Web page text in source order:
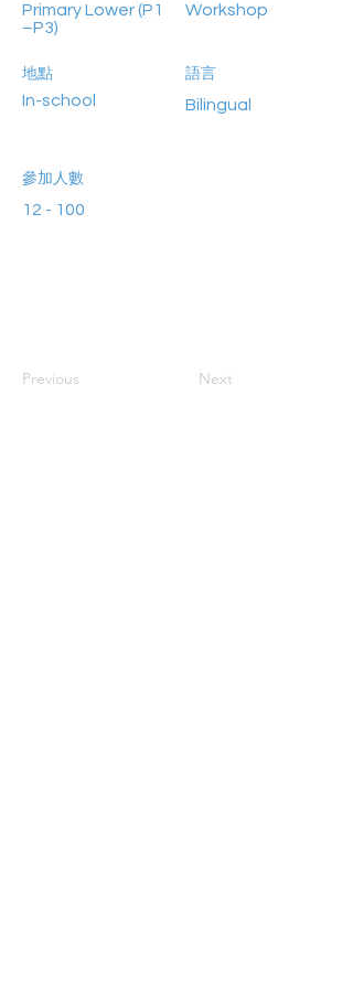
Primary Lower (P1
–P3)
地點
In-school
Workshop
語言
Bilingual
參加人數
12 - 100
Previous Next